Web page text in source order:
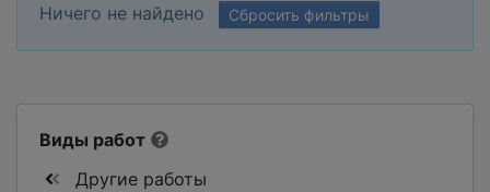
Ничего не найдено Сбросить фильтры
Виды работ
Другие работы